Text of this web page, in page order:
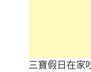
三寶假日在家